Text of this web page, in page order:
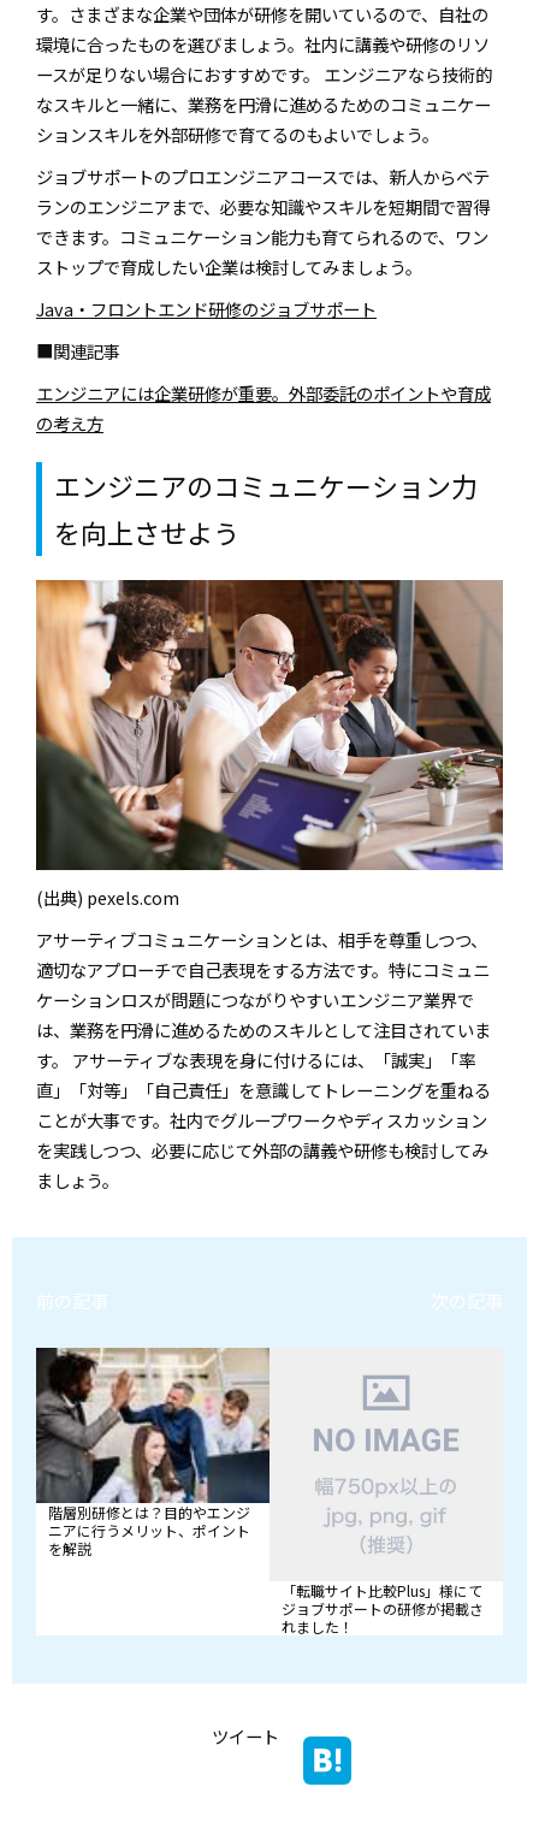
す。さまざまな企業や団体が研修を開いているので、自社の
環境に合ったものを選びましょう。社内に講義や研修のリソ
ースが足りない場合におすすめです。 エンジニアなら技術的
なスキルと一緒に、業務を円滑に進めるためのコミュニケー
ションスキルを外部研修で育てるのもよいでしょう。
ジョブサポートのプロエンジニアコースでは、新人からベテ
ランのエンジニアまで、必要な知識やスキルを短期間で習得
できます。コミュニケーション能力も育てられるので、ワン
ストップで育成したい企業は検討してみましょう。
Java・フロントエンド研修のジョブサポート
■関連記事
エンジニアには企業研修が重要。外部委託のポイントや育成
の考え方
エンジニアのコミュニケーション力
を向上させよう
(出典) pexels.com
アサーティブコミュニケーションとは、相手を尊重しつつ、
適切なアプローチで自己表現をする方法です。特にコミュニ
ケーションロスが問題につながりやすいエンジニア業界で
は、業務を円滑に進めるためのスキルとして注目されていま
す。 アサーティブな表現を身に付けるには、「誠実」「率
直」「対等」「自己責任」を意識してトレーニングを重ねる
ことが大事です。社内でグループワークやディスカッション
を実践しつつ、必要に応じて外部の講義や研修も検討してみ
ましょう。
前の記事
階層別研修とは？目的やエンジ
ニアに行うメリット、ポイント
を解説
次の記事
「転職サイト比較Plus」様にて
ジョブサポートの研修が掲載さ
れました！
ツイート